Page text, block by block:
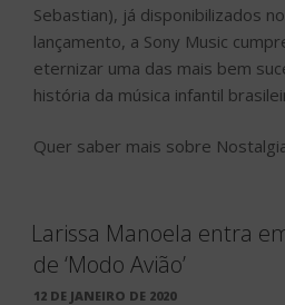
Sebastian), já disponibilizados
lançamento, a Sony Music
eternizar uma das mais bem
história da música infantil
Quer saber mais sobre
Larissa Manoela entra
de ‘Modo Avião’
PUBLICADO
12 DE JANEIRO DE 2020